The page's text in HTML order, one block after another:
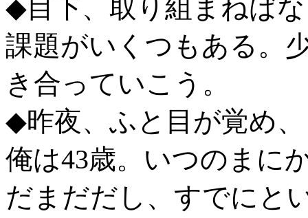
◆目下、取り組まねば
課題がいくつもある。
き合っていこう。
◆昨夜、ふと目が覚め
俺は43歳。いつのまに
だまだだし、すでにと